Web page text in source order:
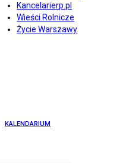
Kancelarierp.pl
Wieści Rolnicze
Życie Warszawy
KALENDARIUM